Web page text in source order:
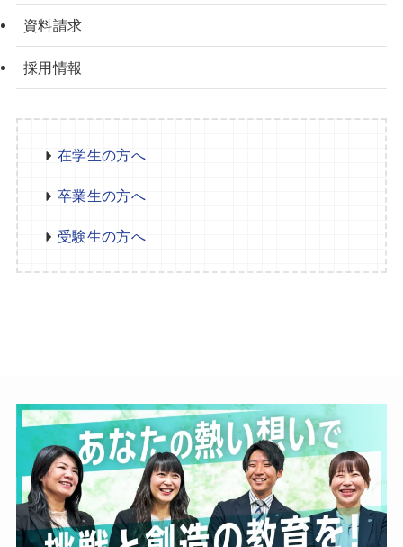
資料請求
採用情報
在学生の方へ
卒業生の方へ
受験生の方へ